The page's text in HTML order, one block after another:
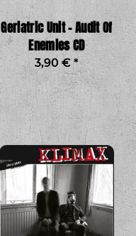
Geriatric Unit - Audit Of
Enemies CD
3,90 € *